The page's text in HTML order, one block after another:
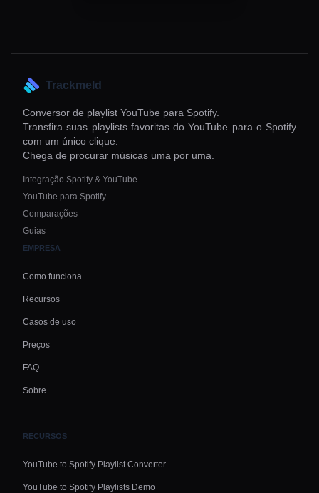
Trackmeld
Conversor de playlist YouTube para Spotify.
Transfira suas playlists favoritas do YouTube para o Spotify
com um único clique.
Chega de procurar músicas uma por uma.
Integração Spotify & YouTube
YouTube para Spotify
Comparações
Guias
EMPRESA
Como funciona
Recursos
Casos de uso
Preços
FAQ
Sobre
RECURSOS
YouTube to Spotify Playlist Converter
YouTube to Spotify Playlists Demo